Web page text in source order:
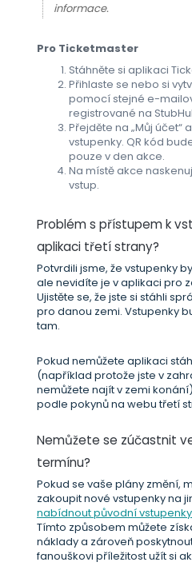
informace.
Pro Ticketmaster
Stáhněte si aplikaci
Přihlaste se nebo si
pomocí stejné e-
registrované na
Přejděte na „Můj účet“
vstupenky. QR kód
pouze v den akce.
Na místě akce
vstup.
Problém s přístupem k
aplikaci třetí strany?
Potvrdili jsme, že vstupenky
ale nevidíte je v aplikaci pro
Ujistěte se, že jste si stáhli
pro danou zemi. Vstupenky
tam.
Pokud nemůžete aplikaci
(například protože jste v
nemůžete najít v zemi
podle pokynů na webu třetí
Nemůžete se zúčastnit
termínu?
Pokud se vaše plány změní,
zakoupit nové vstupenky na
nabídnout původní
Tímto způsobem můžete
náklady a zároveň
fanouškovi příležitost užít si